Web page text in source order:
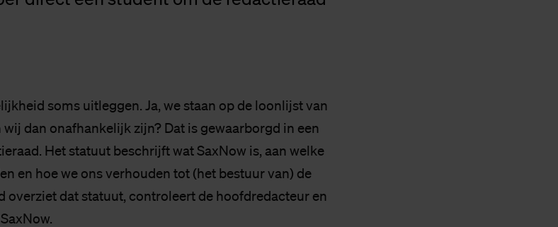
soms uitleggen. Ja, we staan op de loonlijst van
dan onafhankelijk zijn? Dat is gewaarborgd in een
Het statuut beschrijft wat SaxNow is, aan welke
en hoe we ons verhouden tot (het bestuur van) de
overziet dat statuut, controleert de hoofdredacteur en